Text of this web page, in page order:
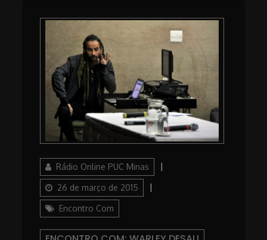
AuthorRádio Online PUC Minas
26 de março de 2015
Encontro Com